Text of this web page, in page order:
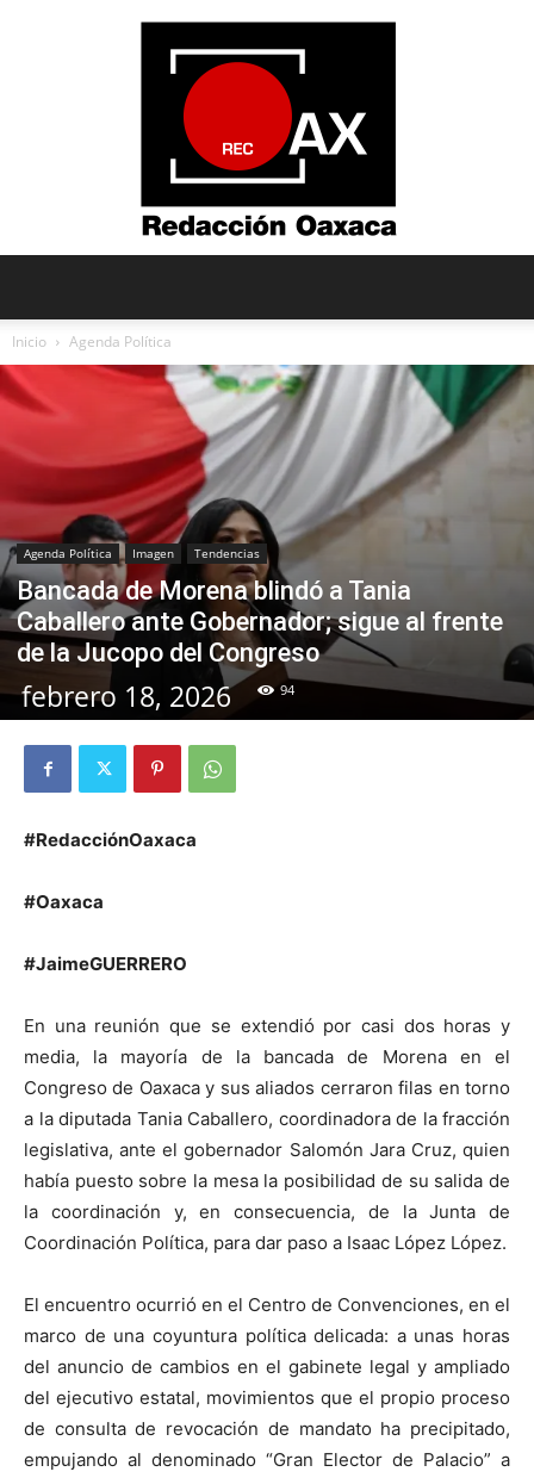
Oaxaca
Inicio Agenda Política
Agenda Política Imagen Tendencias
Bancada de Morena blindó a Tania
Caballero ante Gobernador; sigue al frente
de la Jucopo del Congreso
febrero 18, 2026 94
#RedacciónOaxaca
#Oaxaca
#JaimeGUERRERO
En una reunión que se extendió por casi dos horas y
media, la mayoría de la bancada de Morena en el
Congreso de Oaxaca y sus aliados cerraron filas en torno
a la diputada Tania Caballero, coordinadora de la fracción
legislativa, ante el gobernador Salomón Jara Cruz, quien
había puesto sobre la mesa la posibilidad de su salida de
la coordinación y, en consecuencia, de la Junta de
Coordinación Política, para dar paso a Isaac López López.
El encuentro ocurrió en el Centro de Convenciones, en el
marco de una coyuntura política delicada: a unas horas
del anuncio de cambios en el gabinete legal y ampliado
del ejecutivo estatal, movimientos que el propio proceso
de consulta de revocación de mandato ha precipitado,
empujando al denominado “Gran Elector de Palacio” a